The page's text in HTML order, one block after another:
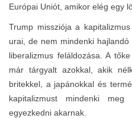
Európai Uniót, amikor elég egy
Trump missziója a
urai, de nem mindenki
liberalizmus feláldozása. A
már tárgyalt azokkal, akik
britekkel, a japánokkal és
kapitalizmust mindenki
egyezkedni akarnak.